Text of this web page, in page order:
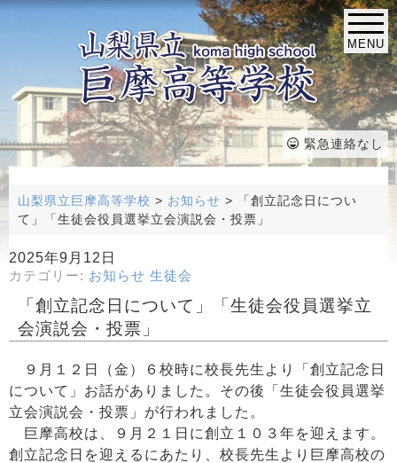
MENU
緊急連絡なし
山梨県立巨摩高等学校 > お知らせ >
「創立記念日につい
て」「生徒会役員選挙立会演説会・投票」
2025年9月12日
カテゴリー: お知らせ 生徒会
「創立記念日について」「生徒会役員選挙立
会演説会・投票」
９月１２日（金）６校時に校長先生より「創立記念日
について」お話がありました。その後「生徒会役員選挙
立会演説会・投票」が行われました。
巨摩高校は、９月２１日に創立１０３年を迎えます。
創立記念日を迎えるにあたり、校長先生より巨摩高校の